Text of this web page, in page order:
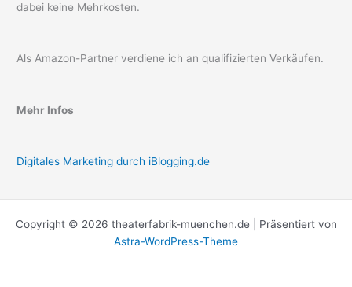
dabei keine Mehrkosten.
Als Amazon-Partner verdiene ich an qualifizierten Verkäufen.
Mehr Infos
Digitales Marketing durch iBlogging.de
Copyright © 2026 theaterfabrik-muenchen.de | Präsentiert von
Astra-WordPress-Theme